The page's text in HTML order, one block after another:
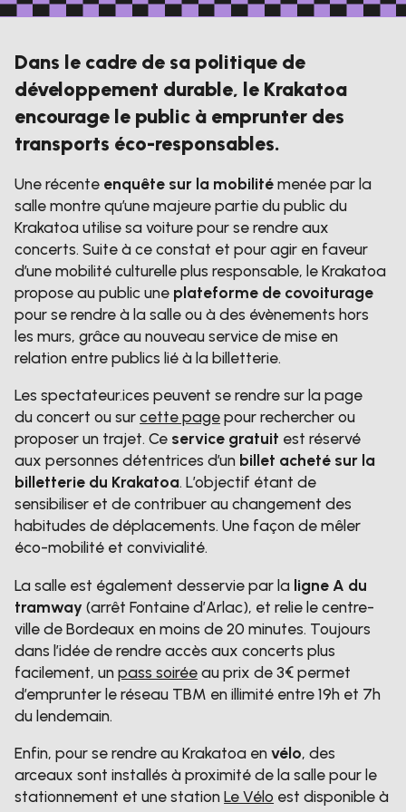
Dans le cadre de sa politique de
développement durable, le Krakatoa
encourage le public à emprunter des
transports éco-responsables.
Une récente enquête sur la mobilitémenée par la
salle montre qu’une majeure partie du public du
Krakatoa utilise sa voiture pour se rendre aux
concerts. Suite à ce constat et pour agir en faveur
d’une mobilité culturelle plus responsable, le Krakatoa
propose au public une plateforme de covoiturage
pour se rendre à la salle ou à des évènements hors
les murs, grâce au nouveau service de mise en
relation entre publics lié à la billetterie.
Les spectateur.ices peuvent se rendre sur la page
du concert ou surcette pagepour rechercher ou
proposer un trajet. Ce service gratuit est réservé
aux personnes détentrices d’un billet acheté sur la
billetterie du Krakatoa. L’objectif étant de
sensibiliser et de contribuer au changement des
habitudes de déplacements. Une façon de mêler
éco-mobilité et convivialité.
La salle est également desservie par la ligne A du
tramway (arrêt Fontaine d’Arlac), et relie le centre-
ville de Bordeaux en moins de 20 minutes. Toujours
dans l’idée de rendre accès aux concerts plus
facilement, unpass soiréeau prix de 3€ permet
d’emprunter le réseau TBM en illimité entre 19h et 7h
du lendemain.
Enfin, pour se rendre au Krakatoa envélo, des
arceaux sont installés à proximité de la salle pour le
stationnement et une stationLe Vélo est disponible à